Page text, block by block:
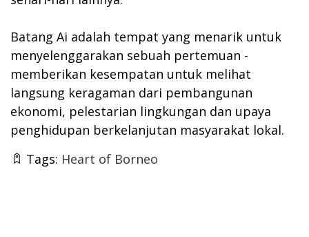
Batang Ai adalah tempat yang menarik untuk
menyelenggarakan sebuah pertemuan -
memberikan kesempatan untuk melihat
langsung keragaman dari pembangunan
ekonomi, pelestarian lingkungan dan upaya
penghidupan berkelanjutan masyarakat lokal.
Tags: Heart of Borneo